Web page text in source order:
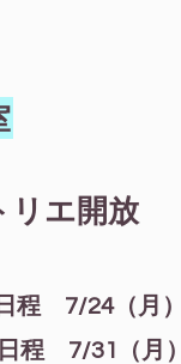
リエ開放
程 7/24（月
程 7/31（月